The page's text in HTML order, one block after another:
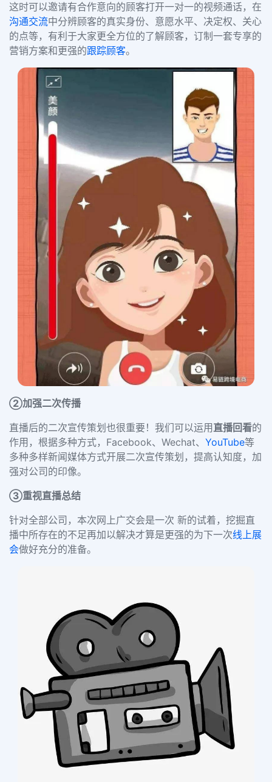
这时可以邀请有合作意向的顾客打开一对一的视频通话，在
沟通交流中分辨顾客的真实身份、意愿水平、决定权、关心
的点等，有利于大家更全方位的了解顾客，订制一套专享的
营销方案和更强的跟踪顾客。
②加强二次传播
直播后的二次宣传策划也很重要！我们可以运用直播回看的
作用，根据多种方式，Facebook、Wechat、 YouTube等
多种多样新闻媒体方式开展二次宣传策划，提高认知度，加
强对公司的印像。
③重视直播总结
针对全部公司，本次网上广交会是一次 新的试着，挖掘直
播中所存在的不足再加以解决才算是更强的为下一次线上展
会做好充分的准备。